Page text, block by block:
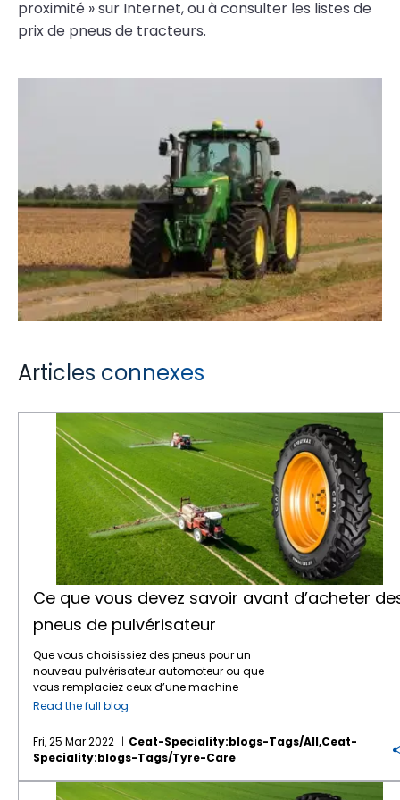
proximité » sur Internet, ou à consulter les listes de
prix de pneus de tracteurs.
Articles connexes
Ce que vous devez savoir avant d’acheter
pneus de pulvérisateur
Que vous choisissiez des pneus pour un
nouveau pulvérisateur automoteur ou que
vous remplaciez ceux d’une machine
existante, quelques points sont à prendre en
passer commande.Avant de saisir « pneus
pour pulvérisateur près de chez moi » ou «
pneus pour pulvérisateur à vendre » dans un
moteur de recherche pour commander en
Read the full blog
Fri, 25 Mar 2022
Ceat-Speciality:blogs-Tags/all,ceat-
Speciality:blogs-Tags/tyre-Care